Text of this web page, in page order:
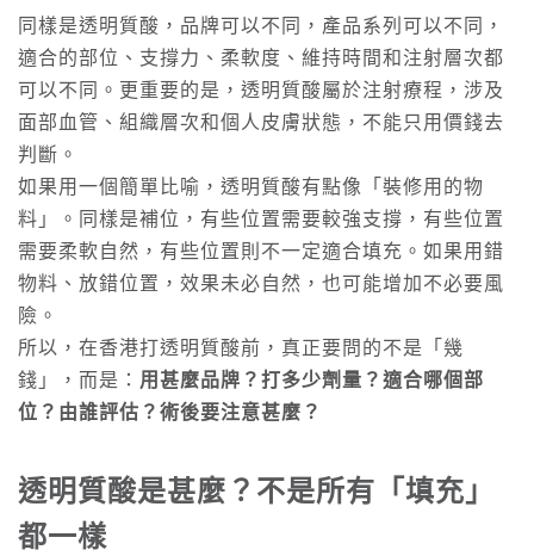
同樣是透明質酸，品牌可以不同，產品系列可以不同，
適合的部位、支撐力、柔軟度、維持時間和注射層次都
可以不同。更重要的是，透明質酸屬於注射療程，涉及
面部血管、組織層次和個人皮膚狀態，不能只用價錢去
判斷。
如果用一個簡單比喻，透明質酸有點像「裝修用的物
料」。同樣是補位，有些位置需要較強支撐，有些位置
需要柔軟自然，有些位置則不一定適合填充。如果用錯
物料、放錯位置，效果未必自然，也可能增加不必要風
險。
所以，在香港打透明質酸前，真正要問的不是「幾
錢」，而是： 用甚麼品牌？打多少劑量？適合哪個部
位？由誰評估？術後要注意甚麼？
透明質酸是甚麼？不是所有「填充」
都一樣